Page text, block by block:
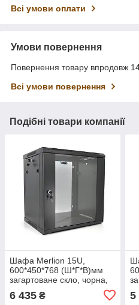
Всі умови оплати
Умови повернення
Повернення товару впродовж
Всі умови повернення
Подібні товари компанії
Шафа Merlion 15U,
600*450*768 (Ш*Г*В)мм
загартоване скло, чорна,
6 435 ₴ 5